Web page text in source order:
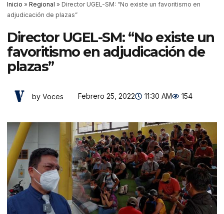
Inicio » Regional » Director UGEL-SM: “No existe un favoritismo en
adjudicación de plazas”
Director UGEL-SM: “No existe un
favoritismo en adjudicación de
plazas”
by Voces Febrero 25, 2022 11:30 AM 154